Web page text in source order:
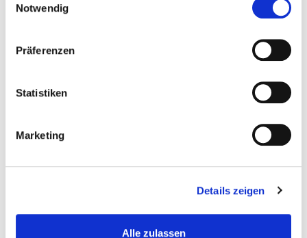
Notwendig
Präferenzen
Statistiken
Marketing
Details zeigen
Alle zulassen